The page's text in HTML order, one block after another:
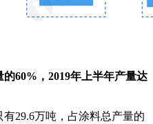
60%，2019年上半年产量达
29.6万吨，占涂料总产量的